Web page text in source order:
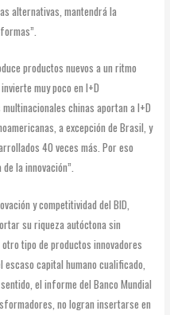
alternativas, mantendrá la
productos nuevos a un ritmo
muy poco en I+D
chinas aportan a I+D
a excepción de Brasil, y
40 veces más. Por eso
la innovación”.
y competitividad del BID,
su riqueza autóctona sin
tipo de productos innovadores
capital humano cualificado,
el informe del Banco Mundial
no logran insertarse en